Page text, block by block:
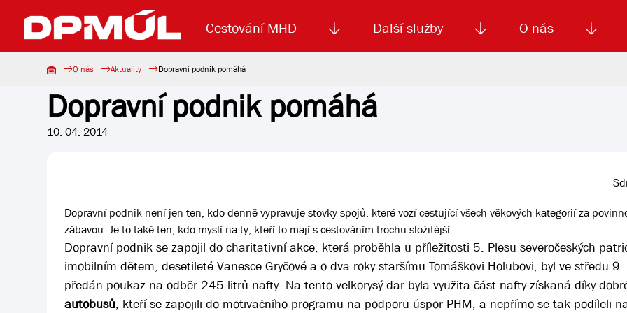
Cestování MHD
Uzavření mostu Dr. E. Beneše Koupit jízdenku Jízdné MHD
Další služby
Lanová dráha Reklama Smluvní doprava
O nás
Základní údaje Aktuality Výběrová řízení
O nás Aktuality Dopravní podnik pomáhá
Dopravní podnik pomáhá
10. 04. 2014
Dopravní podnik není jen ten, kdo denně vypravuje stovky spojů, které vozí cestující všech věkových kategorií za
zábavou. Je to také ten, kdo myslí na ty, kteří to mají s cestováním trochu složitější.
Dopravní podnik se zapojil do charitativní akce, která proběhla u příležitosti 5. Plesu severočeských
imobilním dětem, desetileté Vanesce Gryčové a o dva roky staršímu Tomáškovi Holubovi, byl ve středu
předán poukaz na odběr 245 litrů nafty. Na tento velkorysý dar byla využita část nafty získaná díky
autobusů, kteří se zapojili do motivačního programu na podporu úspor PHM, a nepřímo se tak podíleli